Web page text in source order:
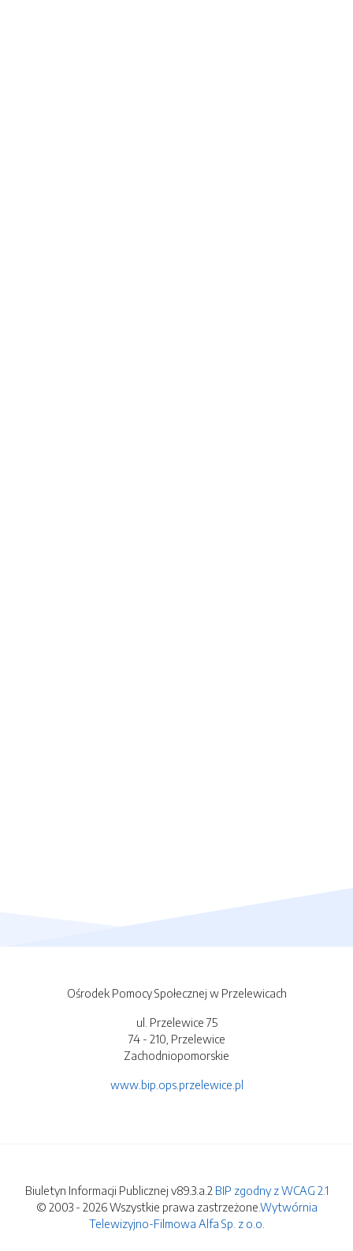
Ośrodek Pomocy Społecznej w Przelewicach
ul. Przelewice 75
74 - 210, Przelewice
Zachodniopomorskie
www.bip.ops.przelewice.pl
Biuletyn Informacji Publicznej v89.3.a.2 BIP zgodny z WCAG 2.1
© 2003 - 2026 Wszystkie prawa zastrzeżone.Wytwórnia
Telewizyjno-Filmowa Alfa Sp. z o.o.